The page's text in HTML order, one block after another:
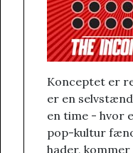
Konceptet er
er en
en time - hvor
pop-kultur
hader,